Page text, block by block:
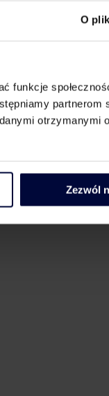
O
funkcje
partnerom
otrzymanymi
Zezwól
przygotowania
dowody wykonania
i przekazania
przedstawić w
, partner i doradca